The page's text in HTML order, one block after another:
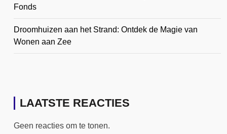
Fonds
Droomhuizen aan het Strand: Ontdek de Magie van
Wonen aan Zee
LAATSTE REACTIES
Geen reacties om te tonen.